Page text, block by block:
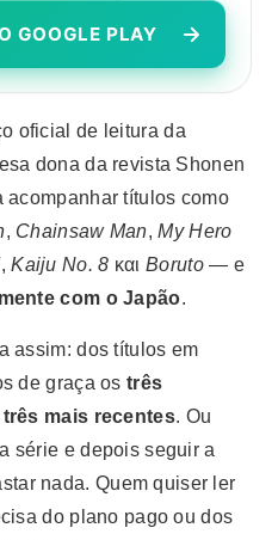
PLAY
oficial de leitura da
dona da revista Shonen
acompanhar títulos como
, Chainsaw Man,My Hero
,Kaiju No. 8 καιBoruto— e
com o Japão.
assim: dos títulos em
de graça os três
mais recentes. Ou
série e depois seguir a
nada. Quem quiser ler
do plano pago ou dos